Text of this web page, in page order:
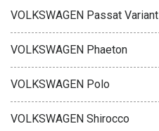
VOLKSWAGEN Passat Variant
VOLKSWAGEN Phaeton
VOLKSWAGEN Polo
VOLKSWAGEN Shirocco